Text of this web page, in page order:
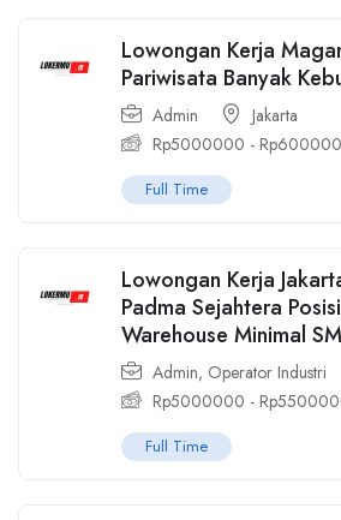
Lowongan Kerja
Pariwisata Banyak
Admin
Jakarta
Rp5000000 - Rp
Full Time
Lowongan Kerja
Padma Sejahtera
Warehouse Minimal
Admin, Operator Industri
Rp5000000 - Rp
Full Time